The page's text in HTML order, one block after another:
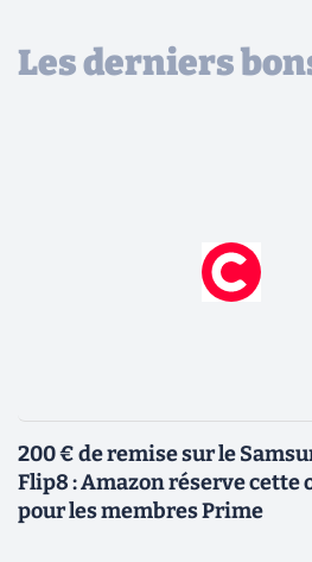
Les derniers
200 € de remise sur le
Flip8 : Amazon réserve cette
pour les membres Prime